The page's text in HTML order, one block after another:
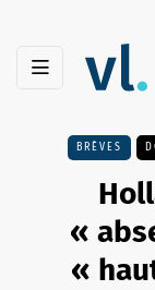
BRÈVES
«
«